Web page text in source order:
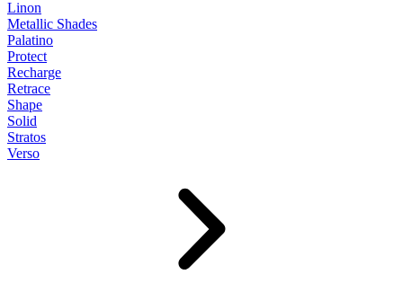
Linon
Metallic Shades
Palatino
Protect
Recharge
Retrace
Shape
Solid
Stratos
Verso